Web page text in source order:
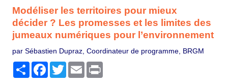
Modéliser les territoires pour mieux
décider ? Les promesses et les limites des
jumeaux numériques pour l’environnement
par Sébastien Dupraz, Coordinateur de programme, BRGM
PartagerFacebook
TwitterEmail